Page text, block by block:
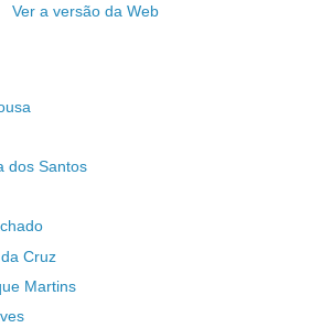
Ver a versão da Web
dos Santos
Cruz
Martins